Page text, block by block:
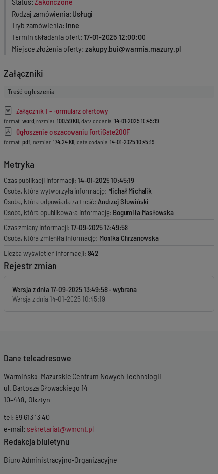
Rodzaj zamówienia Usługi
Tryb zamówienia Inne
Termin składania ofert 17-01-2025 12:00:00
Miejsce złożenia oferty zakupy.bui@warmia.mazury.pl
Załączniki
Treść ogłoszenia
Załącznik 1 - Formularz ofertowy
format: word, rozmiar: 100.59 KB, data dodania: 14-01-2025 10:45:19
Ogłoszenie o szacowaniu FortiGate200F
format: pdf, rozmiar: 174.24 KB, data dodania: 14-01-2025 10:45:19
Metryka
Czas publikacji informacji: 14-01-2025 10:45:19
Osoba, która wytworzyła informację: Michał Michalik
Osoba, która odpowiada za treść: Andrzej Słowiński
Osoba, która opublikowała informację: Bogumiła Masłowska
Czas zmiany informacji: 17-09-2025 13:49:58
Osoba, która zmieniła informację: Monika Chrzanowska
Liczba wyświetleń informacji: 842
Rejestr zmian
Wersja z dnia17-09-2025 13:49:58
Wersja z dnia 14-01-2025 10:45:19
Dane teleadresowe
Warmińsko-Mazurskie Centrum Nowych Technologii
ul. Bartosza Głowackiego 14
10-448, Olsztyn
tel: 89 613 13 40 ,
e-mail: sekretariat@wmcnt.pl
Redakcja biuletynu
Biuro Administracyjno-Organizacyjne